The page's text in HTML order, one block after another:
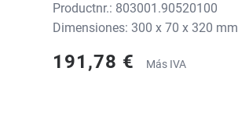
Productnr.: 803001.90520100
Dimensiones: 300 x 70 x 320 mm
191,78 € Más IVA